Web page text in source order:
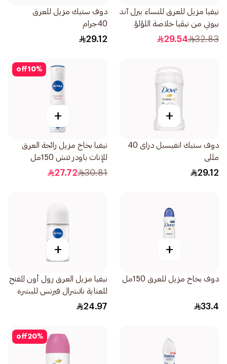
نيفيا مزيل للعرق للنساء بيرل آند
بيوتي من نيڤيا خلاصة اللؤلؤ
بخاخ 150مل
32.83
29.54
دوف ستيك مزيل للعرق
40جرام
29.12
+
دوف ستيك انفيسبل دراى 40
مللى
29.12
10%
off
+
نيفيا بخاخ مزيل رائحة العرق
للإناث باودر تتش 150مل
30.81
27.72
+
دوف بخاخ مزيل للعرق 150مل
33.4
+
نيفيا مزيل العرق رول أون المفتح
للعناية ناتشرال فيرنس للبشرة
50مل
24.97
20%
off